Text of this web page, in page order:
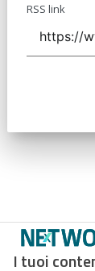
I tuoi
RSS link